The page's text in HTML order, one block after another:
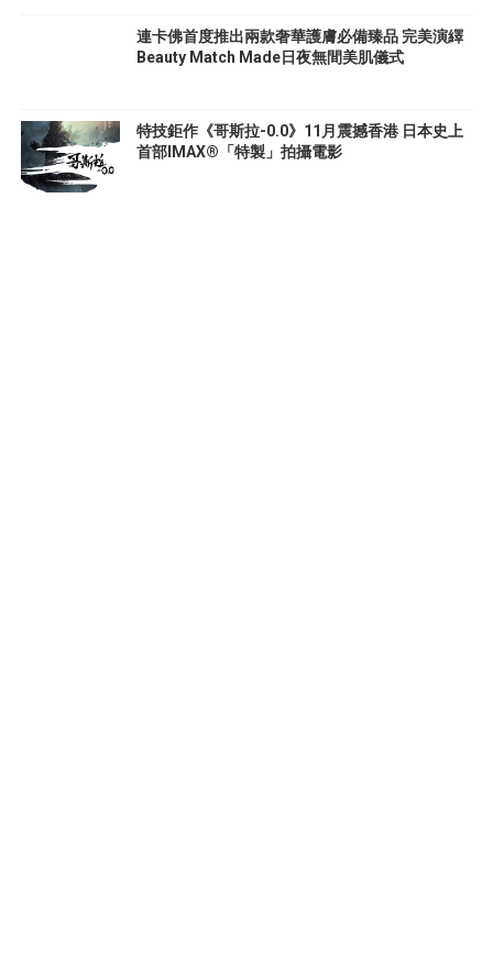
連卡佛首度推出兩款奢華護膚必備臻品 完美演繹
Beauty Match Made日夜無間美肌儀式
特技鉅作《哥斯拉-0.0》11月震撼香港 日本史上
首部IMAX®「特製」拍攝電影